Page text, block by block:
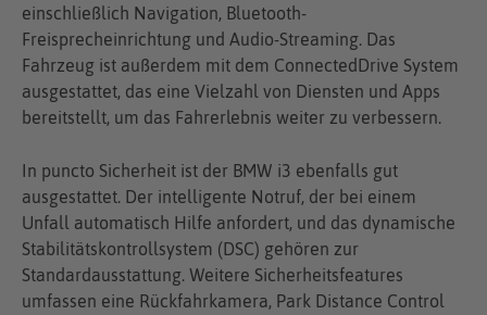
einschließlich Navigation, Bluetooth-
Freisprecheinrichtung und Audio-Streaming. Das
Fahrzeug ist außerdem mit dem ConnectedDrive System
ausgestattet, das eine Vielzahl von Diensten und Apps
bereitstellt, um das Fahrerlebnis weiter zu verbessern.
In puncto Sicherheit ist der BMW i3 ebenfalls gut
ausgestattet. Der intelligente Notruf, der bei einem
Unfall automatisch Hilfe anfordert, und das dynamische
Stabilitätskontrollsystem (DSC) gehören zur
Standardausstattung. Weitere Sicherheitsfeatures
umfassen eine Rückfahrkamera, Park Distance Control